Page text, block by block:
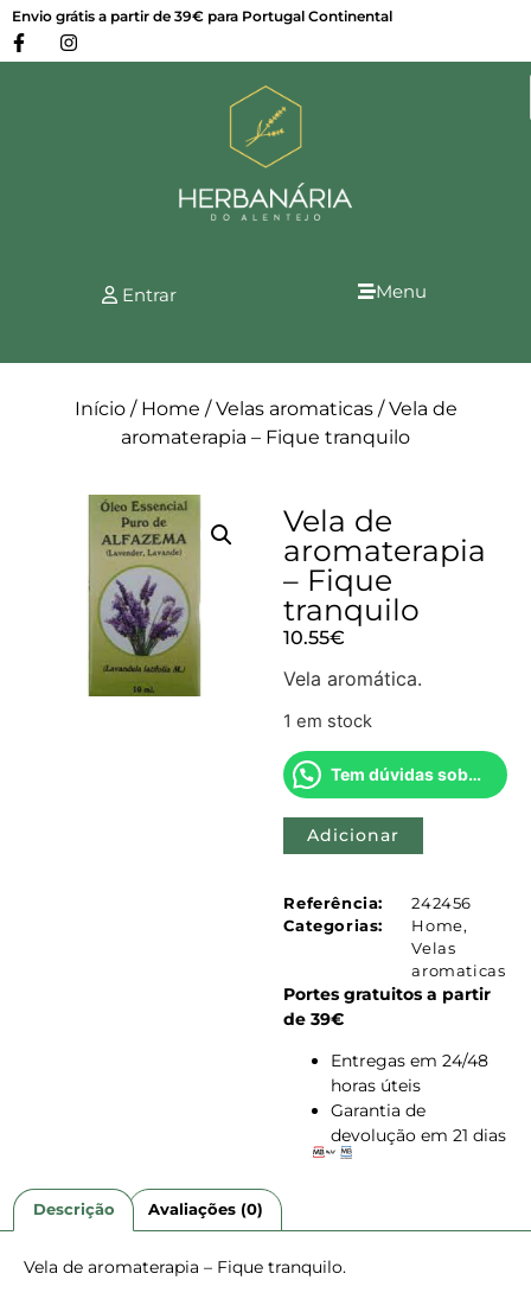
Envio grátis a partir de 39€ para Portugal Continental
Entrar Menu
Início/ Home /Velas aromaticas/ Vela de
aromaterapia – Fique tranquilo
Vela de
aromaterapia
– Fique
tranquilo
10.55€
Vela aromática.
1 em stock
Tem dúvidas sobre este produto?
Adicionar
Referência:
242456
Categorias:
Home,
Velas
aromaticas
Portes gratuitos a partir
de 39€
Entregas em 24/48
horas úteis
Garantia de
devolução em 21 dias
Descrição Avaliações (0)
Vela de aromaterapia – Fique tranquilo.